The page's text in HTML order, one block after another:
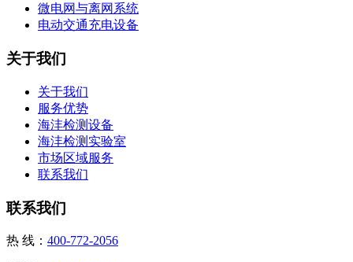
微电网与离网系统
电动交通充电设备
关于我们
关于我们
服务优势
海沣检测设备
海沣检测实验室
市场区域服务
联系我们
联系我们
热 线： 400-772-2056